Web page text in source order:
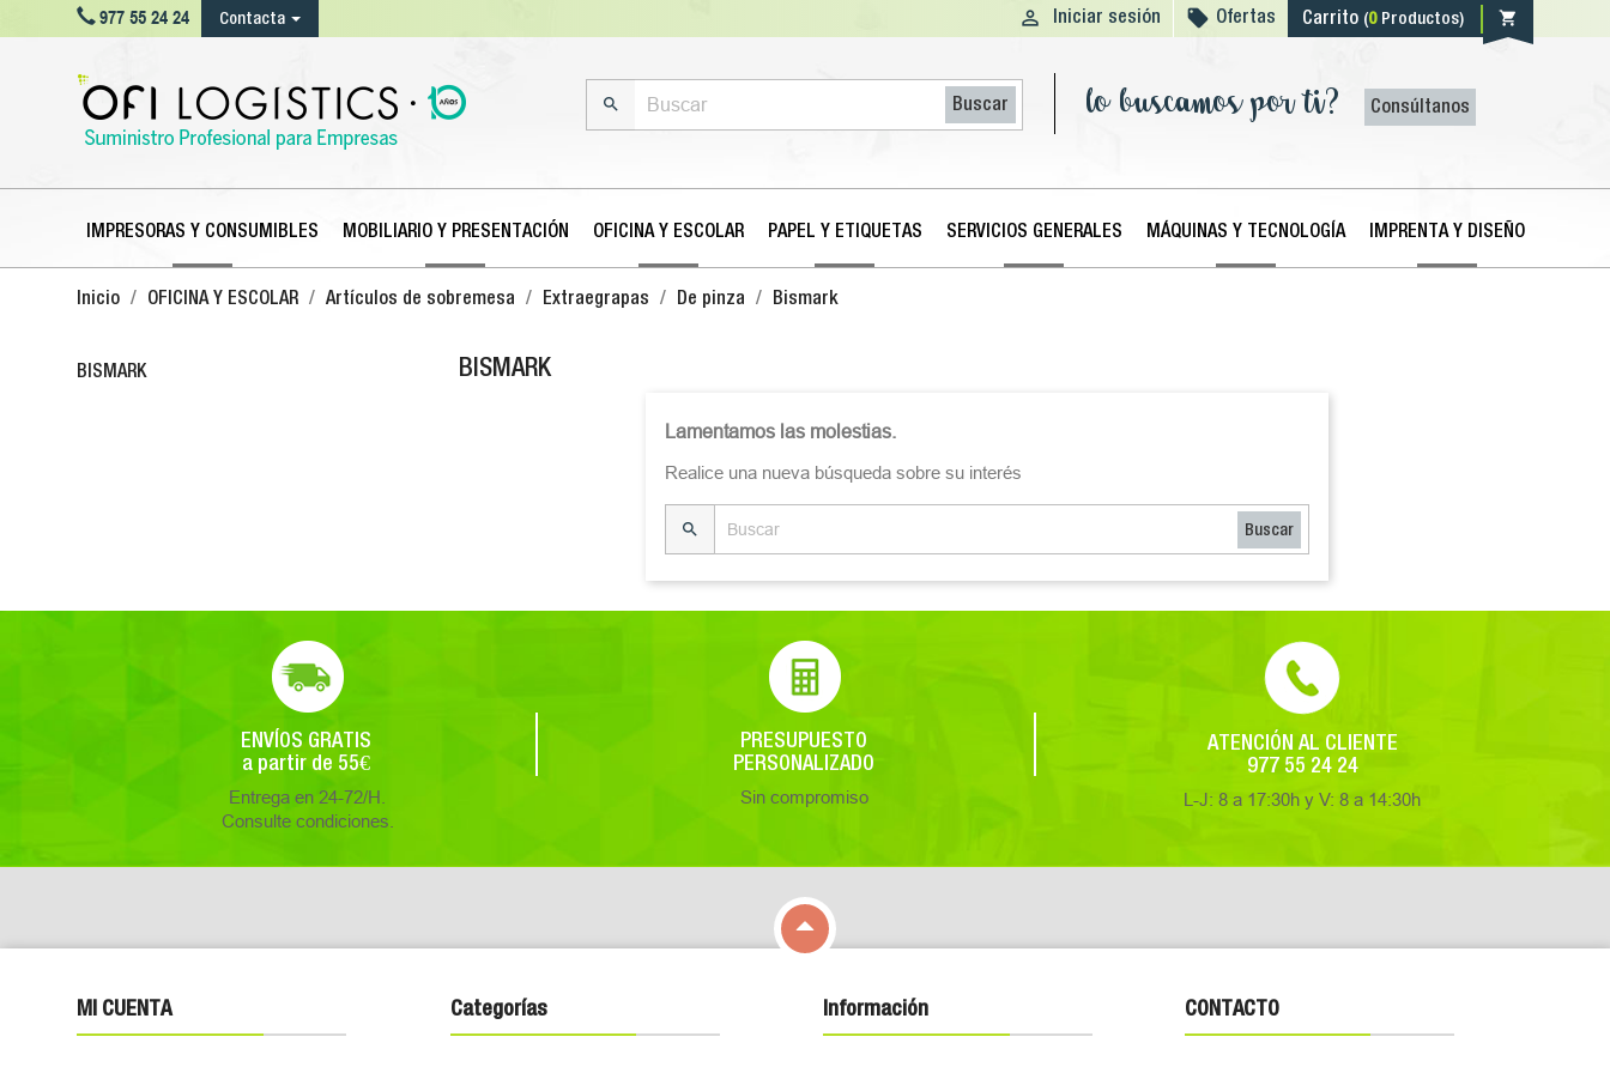
977 55 24 24 Contacta  Iniciar sesión  Ofertas Carrito (0Productos) shopping_cart
 Buscar lo buscamos por ti? Consúltanos
IMPRESORAS Y CONSUMIBLES MOBILIARIO Y PRESENTACIÓN OFICINA Y ESCOLAR PAPEL Y ETIQUETAS SERVICIOS GENERALES MÁQUINAS Y TECNOLOGÍA IMPRENTA Y DISEÑO
Inicio OFICINA Y ESCOLAR Artículos de sobremesa Extraegrapas De pinza Bismark
BISMARK BISMARK
Lamentamos las molestias.
Realice una nueva búsqueda sobre su interés
 Buscar
ENVÍOS GRATIS
a partir de 55€
Entrega en 24-72/H.
Consulte condiciones.
PRESUPUESTO
PERSONALIZADO
Sin compromiso
ATENCIÓN AL CLIENTE
977 55 24 24
L-J: 8 a 17:30h y V: 8 a 14:30h

MI CUENTA Categorías Información CONTACTO